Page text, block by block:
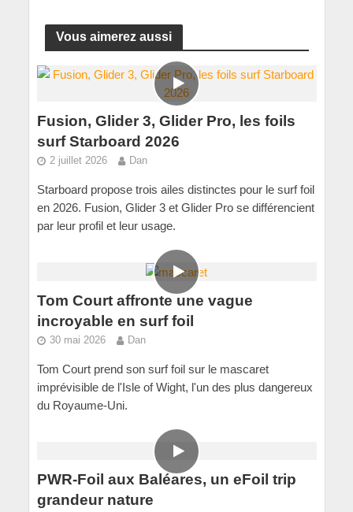
Vous aimerez aussi
Fusion, Glider 3, Glider Pro, les foils
surf Starboard 2026
2 juillet 2026 Dan
Starboard propose trois ailes distinctes pour le surf foil
en 2026. Fusion, Glider 3 et Glider Pro se différencient
par leur profil et leur usage.
Tom Court affronte une vague
incroyable en surf foil
30 mai 2026 Dan
Tom Court prend son surf foil sur le mascaret
imprévisible de l'Isle of Wight, l'un des plus dangereux
du Royaume-Uni.
PWR-Foil aux Baléares, un eFoil trip
grandeur nature